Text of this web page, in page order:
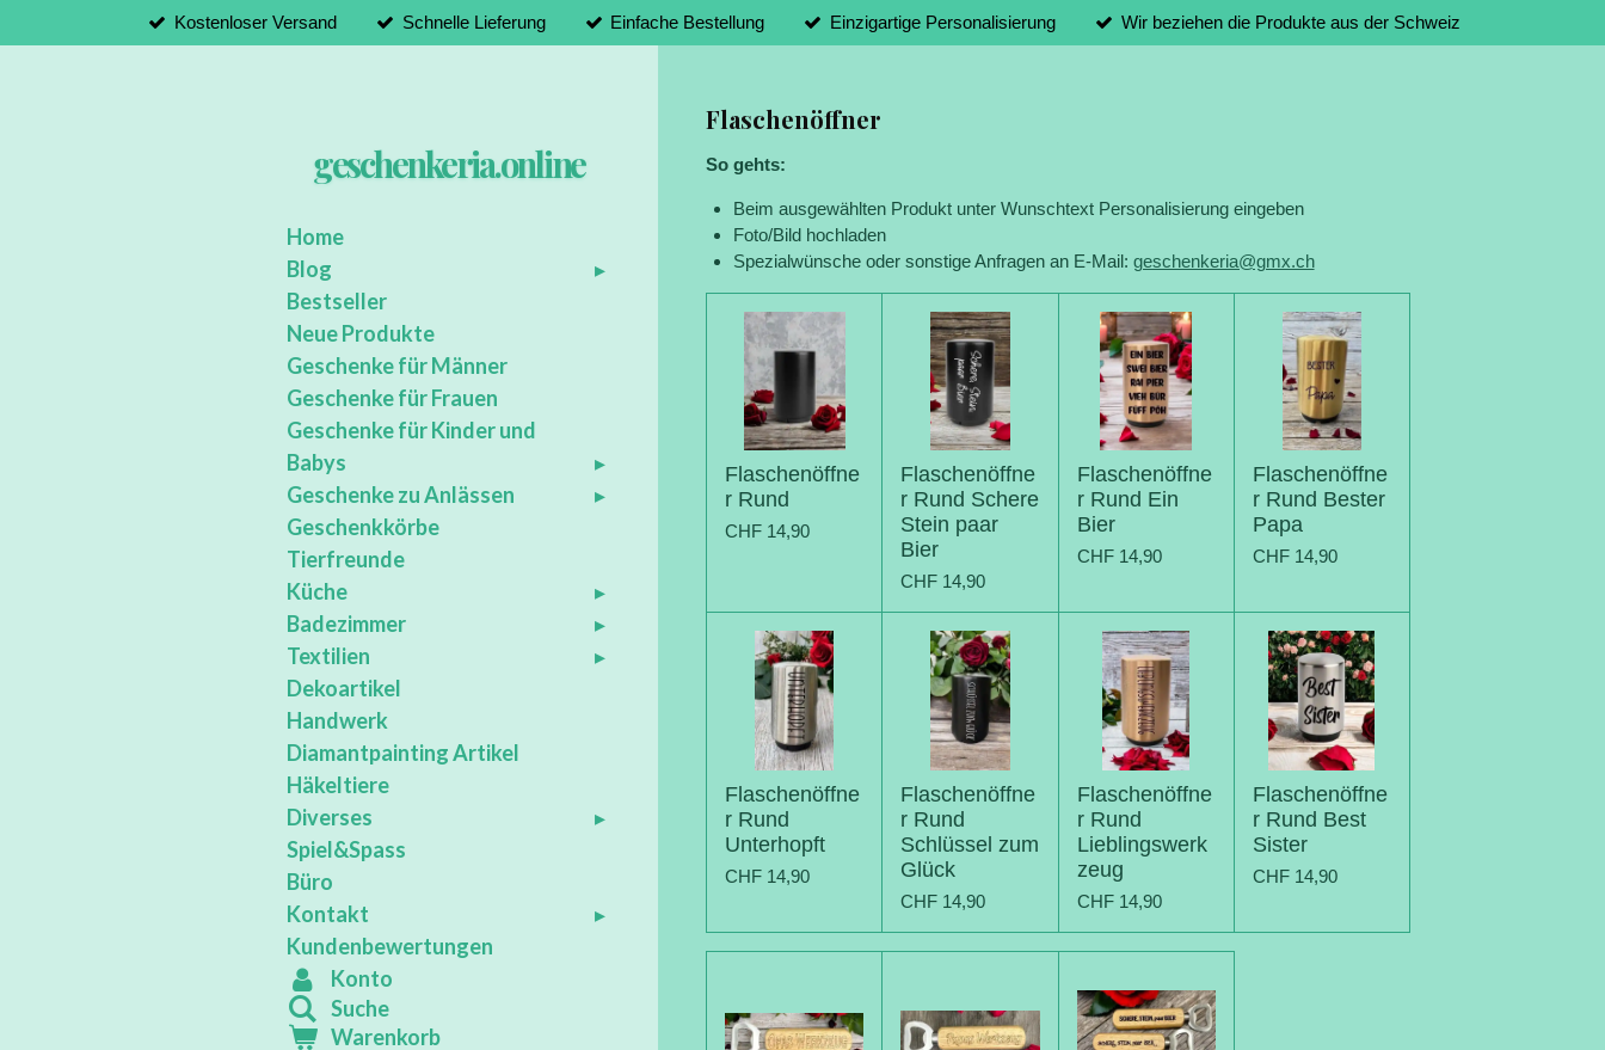
Hauptinhalt
Kostenloser Versand Schnelle Lieferung Einfache Bestellung Einzigartige Personalisierung Wir beziehen die Produkte aus der Schweiz
Flaschenöffner
So gehts:
Beim ausgewählten Produkt unter Wunschtext Personalisierung eingeben
Foto/Bild hochladen
Spezialwünsche oder sonstige Anfragen an E-Mail: geschenkeria@gmx.ch
Flaschenöffne
r Rund
CHF 14,90
Flaschenöffne
r Rund Schere
Stein paar
Bier
CHF 14,90
Flaschenöffne
r Rund Ein
Bier
CHF 14,90
Flaschenöffne
r Rund Bester
Papa
CHF 14,90
Flaschenöffne
r Rund
Unterhopft
CHF 14,90
Flaschenöffne
r Rund
Schlüssel zum
Glück
CHF 14,90
Flaschenöffne
r Rund
Lieblingswerk
zeug
CHF 14,90
Flaschenöffne
r Rund Best
Sister
CHF 14,90
geschenkeria.online
Home
Blog
Bestseller
Neue Produkte
Geschenke für Männer
Geschenke für Frauen
Geschenke für Kinder und
Babys
Geschenke zu Anlässen
Geschenkkörbe
Tierfreunde
Küche
Badezimmer
Textilien
Dekoartikel
Handwerk
Diamantpainting Artikel
Häkeltiere
Diverses
Spiel&Spass
Büro
Kontakt
Kundenbewertungen
Konto
Suche
Warenkorb